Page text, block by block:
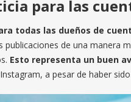
para las
todas las dueños de
de una manera
Esto representa un buen
a pesar de haber